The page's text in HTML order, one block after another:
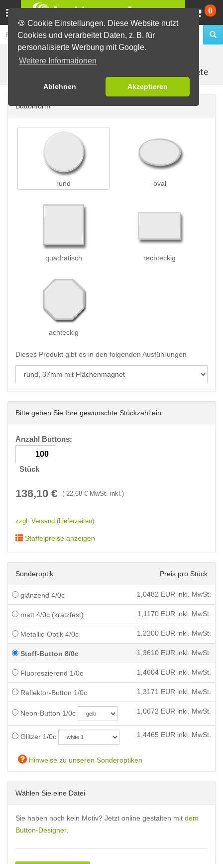
🍪 Cookie Einstellungen. Diese Website nutzt
Cookies und verarbeitet Daten, z. B. für
personalisierte Werbung mit Google.
Weitere Informationen
Ablehnen Akzeptieren
0
Buttons erstellen Magnetbuttons
Kühlschrankmagnete
Buttonform
rund oval
quadratisch rechteckig
achteckig
Dieses Produkt gibt es in den folgenden Ausführungen
Bitte geben Sie Ihre gewünschte Stückzahl ein
Anzahl Buttons:
Stück
136,10 € ( 22,68 € MwSt. inkl.)
zzgl. Versand (Lieferzeiten)
Staffelpreise anzeigen
Sonderoptik Preis pro Stück
glänzend 4/0c 1,0482 EUR inkl. MwSt.
matt 4/0c (kratzfest) 1,1170 EUR inkl. MwSt.
Metallic-Optik 4/0c 1,2200 EUR inkl. MwSt.
Stoff-Button 8/0c 1,3610 EUR inkl. MwSt.
Fluoreszierend 1/0c 1,4604 EUR inkl. MwSt.
Reflektor-Button 1/0c 1,3171 EUR inkl. MwSt.
Neon-Button 1/0c 1,0672 EUR inkl. MwSt.
Glitzer 1/0c 1,4465 EUR inkl. MwSt.
Hinweise zu unseren Sonderoptiken
Wählen Sie eine Datei
Sie haben noch kein Motiv? Jetzt online gestalten mit dem
Button-Designer.